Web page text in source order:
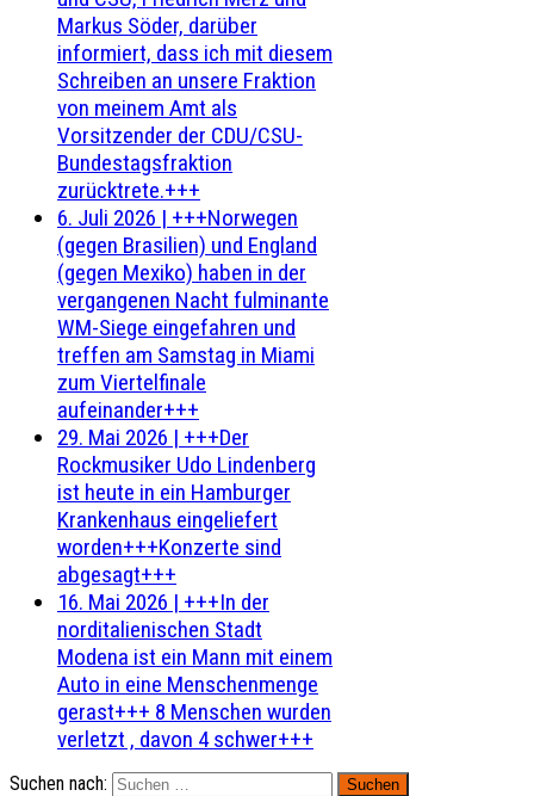
Markus Söder, darüber
informiert, dass ich mit diesem
Schreiben an unsere Fraktion
von meinem Amt als
Vorsitzender der CDU/CSU-
Bundestagsfraktion
zurücktrete.+++
6. Juli 2026 | +++Norwegen
(gegen Brasilien) und England
(gegen Mexiko) haben in der
vergangenen Nacht fulminante
WM-Siege eingefahren und
treffen am Samstag in Miami
zum Viertelfinale
aufeinander+++
29. Mai 2026 | +++Der
Rockmusiker Udo Lindenberg
ist heute in ein Hamburger
Krankenhaus eingeliefert
worden+++Konzerte sind
abgesagt+++
16. Mai 2026 | +++In der
norditalienischen Stadt
Modena ist ein Mann mit einem
Auto in eine Menschenmenge
gerast+++ 8 Menschen wurden
verletzt , davon 4 schwer+++
Suchen nach: